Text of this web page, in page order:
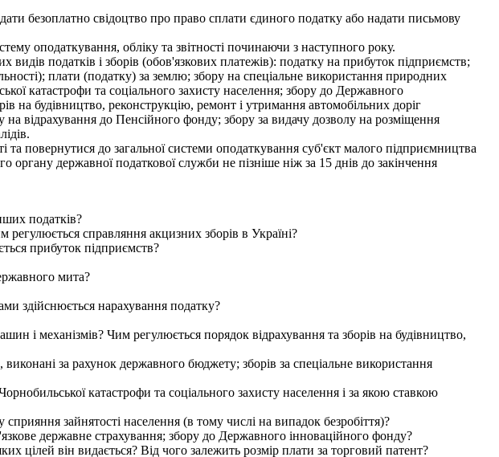
безоплатно свідоцтво про право сплати єдиного податку або надати письмову
оподаткування, обліку та звітності починаючи з наступного року.
податків і зборів (обов'язкових платежів): податку на прибуток підприємств;
плати (податку) за землю; збору на спеціальне використання природних
катастрофи та соціального захисту населення; збору до Державного
на будівництво, реконструкцію, ремонт і утримання автомобільних доріг
відрахування до Пенсійного фонду; збору за видачу дозволу на розміщення
та повернутися до загальної системи оподаткування суб'єкт малого підприємництва
державної податкової служби не пізніше ніж за 15 днів до закінчення
податків?
справляння акцизних зборів в Україні?
прибуток підприємств?
мита?
здійснюється нарахування податку?
і механізмів? Чим регулюється порядок відрахування та зборів на будівництво,
за рахунок державного бюджету; зборів за спеціальне використання
катастрофи та соціального захисту населення і за якою ставкою
зайнятості населення (в тому числі на випадок безробіття)?
державне страхування; збору до Державного інноваційного фонду?
цілей він видається? Від чого залежить розмір плати за торговий патент?